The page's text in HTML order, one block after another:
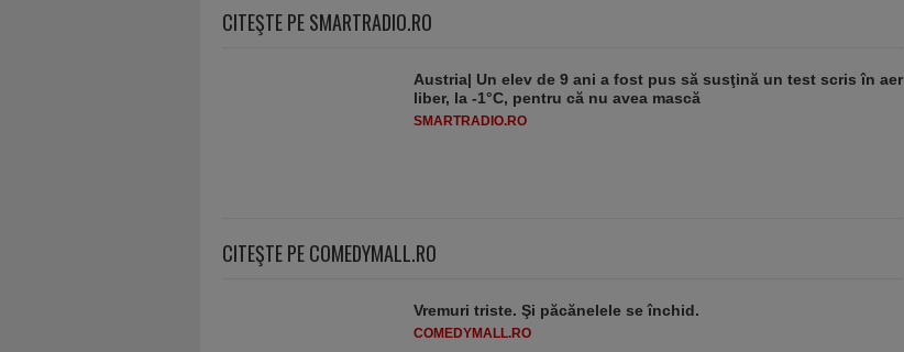
CITEŞTE PE SMARTRADIO.RO
Austria| Un elev de 9 ani a fost pus să susţină un test scris în aer
liber, la -1°C, pentru că nu avea mască
SMARTRADIO.RO
CITEŞTE PE COMEDYMALL.RO
Vremuri triste. Şi păcănelele se închid.
COMEDYMALL.RO